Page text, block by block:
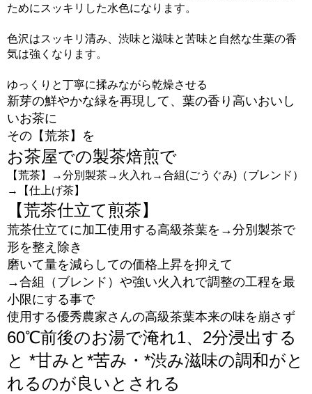
ためにスッキリした水色になります。
色沢はスッキリ清み、渋味と滋味と苦味と自然な生葉の香
気は強くなります。
ゆっくりと丁寧に揉みながら乾燥させる
新芽の鮮やかな緑を再現して、葉の香り高いおいし
いお茶に
その【荒茶】を
お茶屋での製茶焙煎で
【荒茶】→分別製茶→火入れ→合組(ごうぐみ)（ブレンド）
→【仕上げ茶】
【荒茶仕立て煎茶】
荒茶仕立てに加工使用する高級茶葉を→分別製茶で
形を整え除き
磨いて量を減らしての価格上昇を抑えて
→合組（ブレンド）や強い火入れで調整の工程を最
小限にする事で
使用する優秀農家さんの高級茶葉本来の味を崩さず
60℃前後のお湯で淹れ1、2分浸出する
と *甘みと*苦み・*渋み滋味の調和がと
れるのが良いとされる